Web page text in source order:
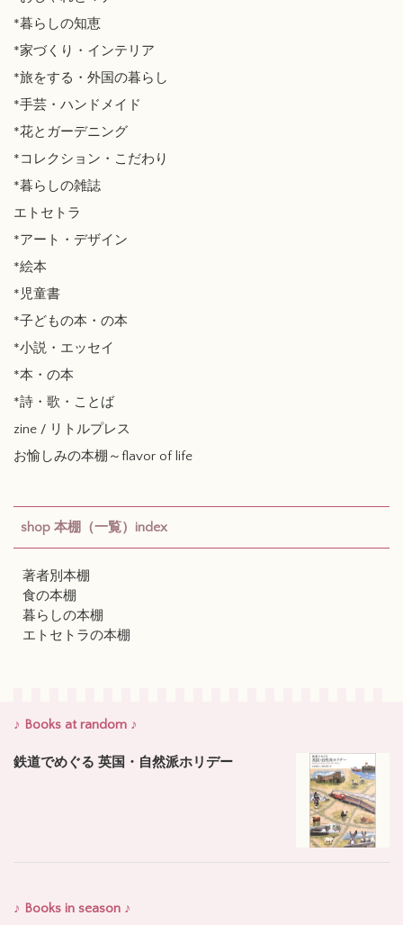
*暮らしの知恵
*家づくり・インテリア
*旅をする・外国の暮らし
*手芸・ハンドメイド
*花とガーデニング
*コレクション・こだわり
*暮らしの雑誌
エトセトラ
*アート・デザイン
*絵本
*児童書
*子どもの本・の本
*小説・エッセイ
*本・の本
*詩・歌・ことば
zine / リトルプレス
お愉しみの本棚～flavor of life
shop 本棚（一覧）index
著者別本棚
食の本棚
暮らしの本棚
エトセトラの本棚
♪ Books at random ♪
鉄道でめぐる 英国・自然派ホリデー
♪ Books in season ♪